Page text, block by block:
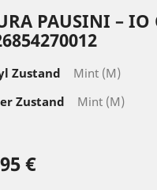
PAUSINI – IO
Zustand
Mint (M)
Zustand
Mint (M)
€